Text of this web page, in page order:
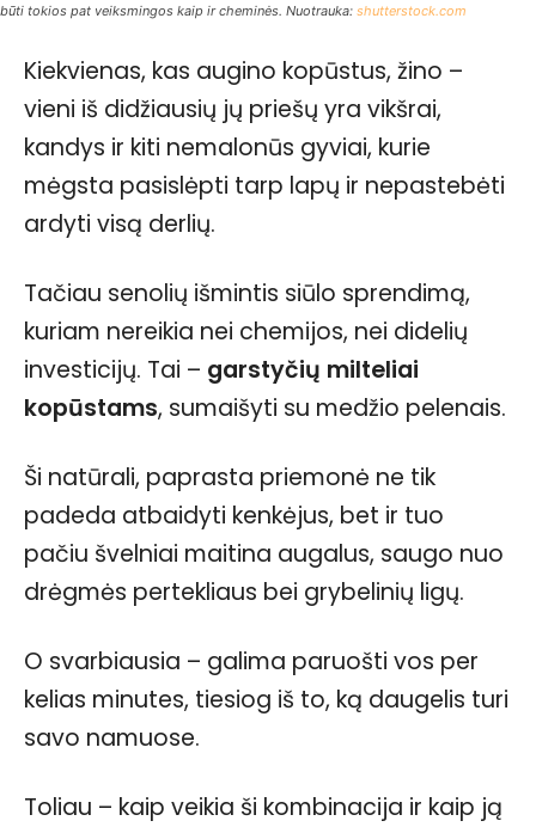
būti tokios pat veiksmingos kaip ir cheminės. Nuotrauka: shutterstock.com
Kiekvienas, kas augino kopūstus, žino –
vieni iš didžiausių jų priešų yra vikšrai,
kandys ir kiti nemalonūs gyviai, kurie
mėgsta pasislėpti tarp lapų ir nepastebėti
ardyti visą derlių.
Tačiau senolių išmintis siūlo sprendimą,
kuriam nereikia nei chemijos, nei didelių
investicijų. Tai – garstyčių milteliai
kopūstams, sumaišyti su medžio pelenais.
Ši natūrali, paprasta priemonė ne tik
padeda atbaidyti kenkėjus, bet ir tuo
pačiu švelniai maitina augalus, saugo nuo
drėgmės pertekliaus bei grybelinių ligų.
O svarbiausia – galima paruošti vos per
kelias minutes, tiesiog iš to, ką daugelis turi
savo namuose.
Toliau – kaip veikia ši kombinacija ir kaip ją